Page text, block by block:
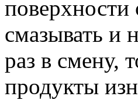
смазывать и
раз в смену,
продукты